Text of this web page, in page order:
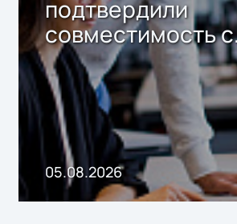
подтвердили
совместимость с
решением Sharx
Storage 2.x для
хранения данных
05.08.2026